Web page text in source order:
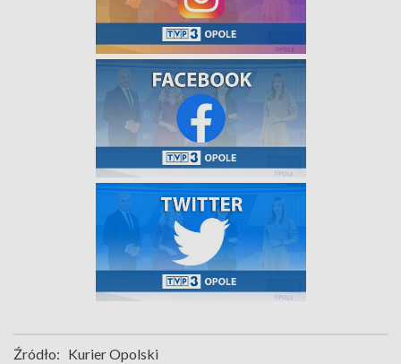
Źródło: Kurier Opolski